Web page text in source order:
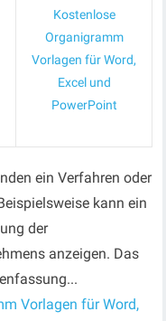
Kostenlose
Organigramm
Vorlagen für Word,
Excel und
PowerPoint
ein Verfahren oder
kann ein
der
anzeigen. Das
Vorlagen für Word,